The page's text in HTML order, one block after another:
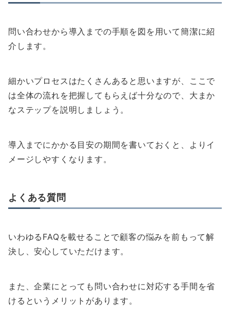
問い合わせから導入までの手順を図を用いて簡潔に紹
介します。
細かいプロセスはたくさんあると思いますが、ここで
は全体の流れを把握してもらえば十分なので、大まか
なステップを説明しましょう。
導入までにかかる目安の期間を書いておくと、よりイ
メージしやすくなります。
よくある質問
いわゆるFAQを載せることで顧客の悩みを前もって解
決し、安心していただけます。
また、企業にとっても問い合わせに対応する手間を省
けるというメリットがあります。